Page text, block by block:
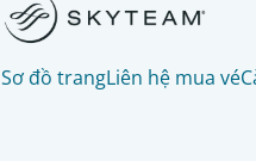
Sơ đồ trangLiên hệ mua vé